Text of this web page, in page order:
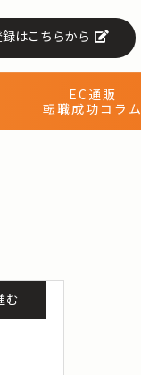
はこちらから
EC通販
転職成功コラム
む